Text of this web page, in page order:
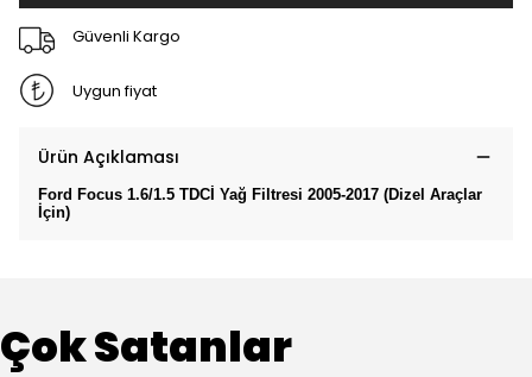
Güvenli Kargo
Uygun fiyat
Ürün Açıklaması
Ford Focus 1.6/1.5 TDCİ Yağ Filtresi 2005-2017 (Dizel Araçlar
İçin)
Çok Satanlar